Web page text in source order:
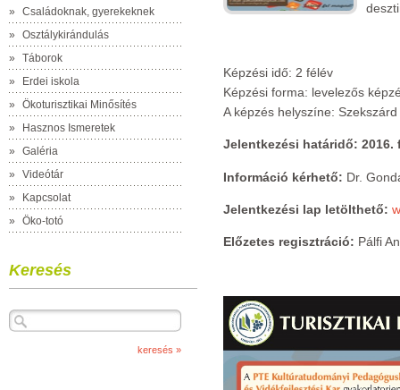
»
Családoknak, gyerekeknek
»
Osztálykirándulás
»
Táborok
»
Erdei iskola
»
Ökoturisztikai Minősítés
»
Hasznos Ismeretek
»
Galéria
»
Videótár
»
Kapcsolat
»
Öko-totó
Keresés
Képzési idő: 2 félév
Képzési forma: levelezős
A képzés helyszíne: Szekszárd
Jelentkezési határidő: 2016.
Információ kérhető: Dr.
Jelentkezési lap letölthető:
Előzetes regisztráció: Pálfi